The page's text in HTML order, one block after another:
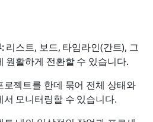
리스트, 보드, 타임라인(간트), 그
원활하게 전환할 수 있습니다.
로젝트를 한데 묶어 전체 상태와
서 모니터링할 수 있습니다.